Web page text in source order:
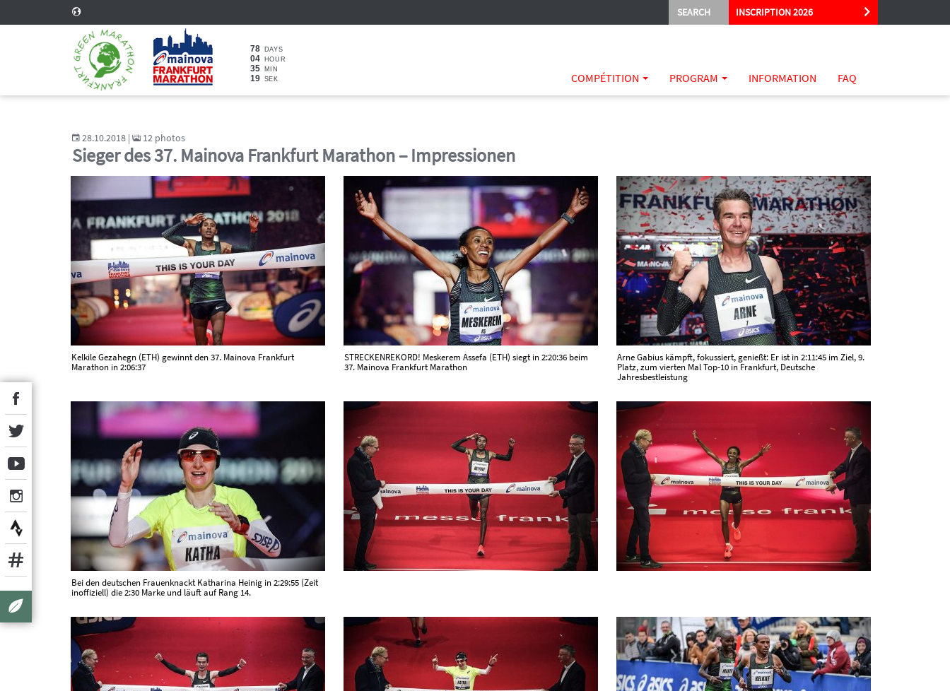
INSCRIPTION 2026
SEARCH
78 DAYS
04 HOUR
35 MIN
18 SEK COMPÉTITION PROGRAM INFORMATION FAQ
28.10.2018 | 12 photos
Sieger des 37. Mainova Frankfurt Marathon – Impressionen
Kelkile Gezahegn (ETH) gewinnt den 37. Mainova Frankfurt
Marathon in 2:06:37
STRECKENREKORD! Meskerem Assefa (ETH) siegt in 2:20:36 beim
37. Mainova Frankfurt Marathon
Arne Gabius kämpft, fokussiert, genießt: Er ist in 2:11:45 im Ziel, 9.
Platz, zum vierten Mal Top-10 in Frankfurt, Deutsche
Jahresbestleistung
Bei den deutschen Frauenknackt Katharina Heinig in 2:29:55 (Zeit
inoffiziell) die 2:30 Marke und läuft auf Rang 14.